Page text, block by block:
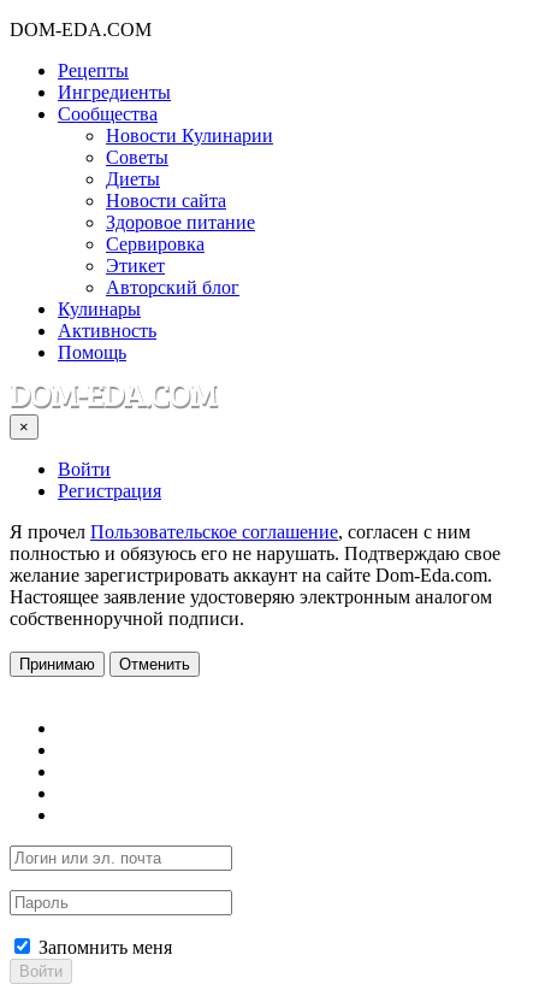
DOM-EDA.COM
Рецепты
Ингредиенты
Сообщества
Новости Кулинарии
Советы
Диеты
Новости сайта
Здоровое питание
Сервировка
Этикет
Авторский блог
Кулинары
Активность
Помощь
×
Войти
Регистрация
Я прочел Пользовательское соглашение, согласен с ним
полностью и обязуюсь его не нарушать. Подтверждаю свое
желание зарегистрировать аккаунт на сайте Dom-Eda.com.
Настоящее заявление удостоверяю электронным аналогом
собственноручной подписи.
Принимаю Отменить
Запомнить меня
Войти